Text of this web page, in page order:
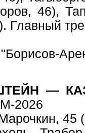
46),
Главный
—
2026
45